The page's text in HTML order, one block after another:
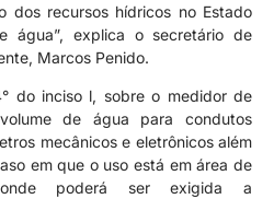
dos recursos hídricos no Estado
água”, explica o secretário de
Marcos Penido.
do inciso l, sobre o medidor de
de água para condutos
mecânicos e eletrônicos além
em que o uso está em área de
poderá ser exigida a